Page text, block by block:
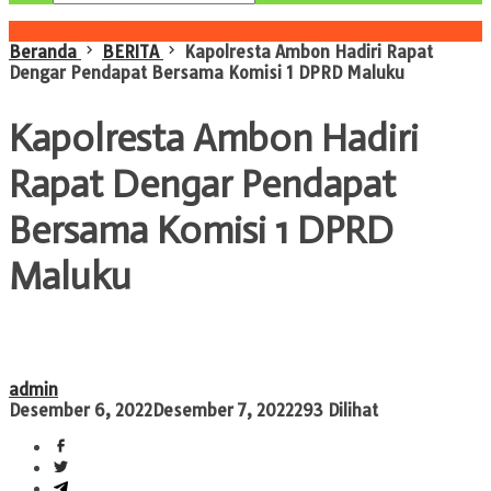
Beranda
BERITA
Kapolresta Ambon Hadiri Rapat
Dengar Pendapat Bersama Komisi 1 DPRD Maluku
Kapolresta Ambon Hadiri
Rapat Dengar Pendapat
Bersama Komisi 1 DPRD
Maluku
admin
Desember 6, 2022Desember 7, 2022293 Dilihat